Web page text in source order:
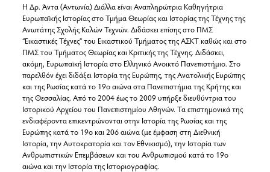
Η Δρ. Άντα (Αντωνία) Διάλλα είναι Αναπληρώτρια Καθηγήτρια
Ευρωπαϊκής Ιστορίας στο Τμήμα Θεωρίας και Ιστορίας της Τέχνης της
Ανωτάτης Σχολής Καλών Τεχνών. Διδάσκει επίσης στο ΠΜΣ
“Εικαστικές Τέχνες” του Εικαστικού Τμήματος της ΑΣΚΤ καθώς και στο
ΠΜΣ του Τμήματος Θεωρίας και Κριτικής της Τέχνης. Διδάσκει,
ακόμη, Ευρωπαϊκή Ιστορία στο Ελληνικό Ανοικτό Πανεπιστήμιο. Στο
παρελθόν έχει διδάξει Ιστορία της Ευρώπης, της Ανατολικής Ευρώπης
και της Ρωσίας κατά το 19ο αιώνα στα Πανεπιστήμια της Κρήτης και
της Θεσσαλίας. Από το 2004 έως το 2009 υπήρξε διευθύντρια του
Ιστορικού Αρχείου του Πανεπιστημίου Αθηνών. Τα επιστημονικά της
ενδιαφέροντα επικεντρώνονται στην Ιστορία της Ρωσίας και της
Ευρώπης κατά το 19ο και 20ό αιώνα (με έμφαση στη Διεθνική
Ιστορία, την Αυτοκρατορία και τον Εθνικισμό), την Ιστορία των
Ανθρωπιστικών Επεμβάσεων και του Ανθρωπισμού κατά το 19ο
αιώνα και την Ιστορία της Ιστοριογραφίας.